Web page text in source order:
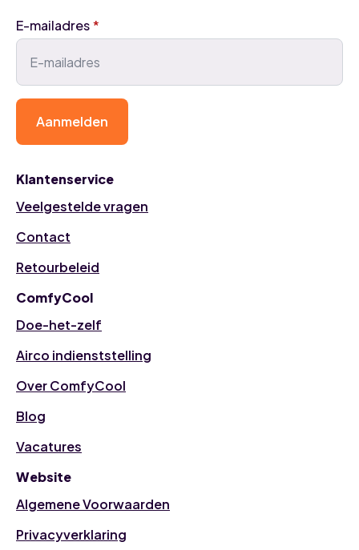
Klantenservice
Veelgestelde vragen
Contact
Retourbeleid
ComfyCool
Doe-het-zelf
Airco indienststelling
Over ComfyCool
Blog
Vacatures
Website
Algemene Voorwaarden
Privacyverklaring
E-mailadres*
Aanmelden